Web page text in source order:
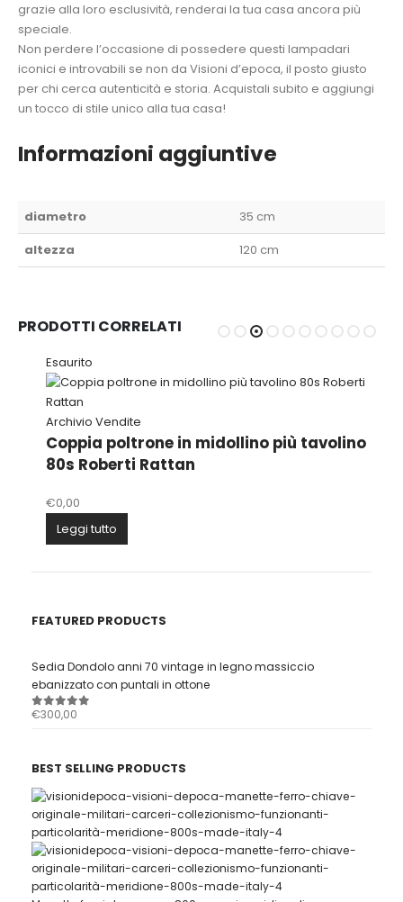
grazie alla loro esclusività, renderai la tua casa ancora più
speciale.
Non perdere l’occasione di possedere questi lampadari
iconici e introvabili se non da Visioni d’epoca, il posto giusto
per chi cerca autenticità e storia. Acquistali subito e aggiungi
un tocco di stile unico alla tua casa!
Informazioni aggiuntive
diametro
35 cm
altezza
120 cm
PRODOTTI CORRELATI
Esaurito
Archivio Vendite
Coppia poltrone in midollino più tavolino
80s Roberti Rattan
€0,00
Leggi tutto
FEATURED PRODUCTS
Sedia Dondolo anni 70 vintage in legno massiccio
ebanizzato con puntali in ottone
0out of 5
€300,00
BEST SELLING PRODUCTS